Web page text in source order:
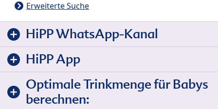
Erweiterte Suche
HiPP WhatsApp-Kanal
HiPP App
Optimale Trinkmenge für Babys
berechnen: